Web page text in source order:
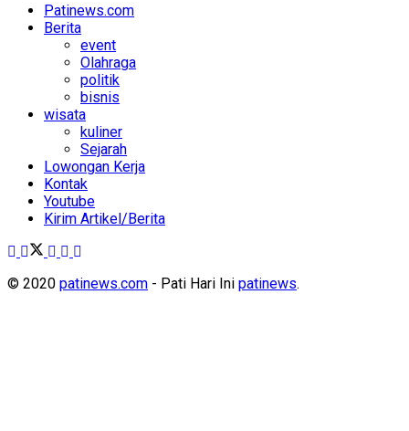
Patinews.com
Berita
event
Olahraga
politik
bisnis
wisata
kuliner
Sejarah
Lowongan Kerja
Kontak
Youtube
Kirim Artikel/Berita
© 2020 patinews.com - Pati Hari Ini patinews.